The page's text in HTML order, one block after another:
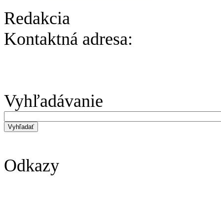
Redakcia
Kontaktná adresa:
Vyhľadávanie
Odkazy